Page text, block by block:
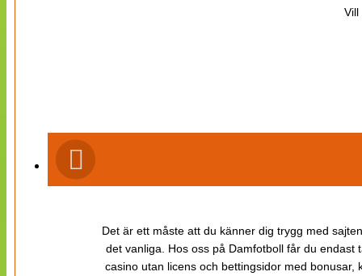
Vill
Det är ett måste att du känner dig trygg med
det vanliga. Hos oss på Damfotboll får du
casino utan licens och bettingsidor med